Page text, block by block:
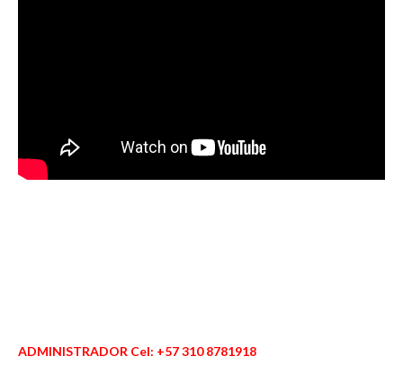
ADMINISTRADOR Cel: +57 310 8781918